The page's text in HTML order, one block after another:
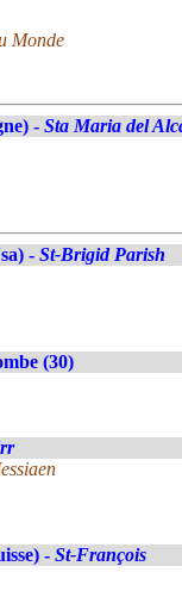
Monde
- Sta Maria del
- St-Brigid Parish
(30)
- St-François